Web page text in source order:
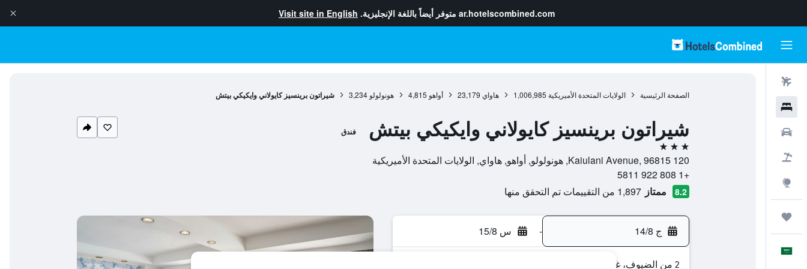
ar.hotelscombined.com متوفر أيضاً باللغة الإنجليزية. Visit site in English
الصفحة الرئيسية الولايات المتحدة الأميريكية 1,006,985 هاواي 23,179 أواهو 4,815 هونولولو 3,234 شيراتون برينسيز كايولاني وايكيكي بيتش
شيراتون برينسيز كايولاني وايكيكي بيتش فندق
3 نجوم
120 Kaiulani Avenue, 96815, هونولولو, أواهو, هاواي, الولايات المتحدة الأميريكية
+1 808 922 5811
8.2 ممتاز 1,897 من التقييمات تم التحقق منها
ج 14/8 - س 15/8
2 من الضيوف، غرفة واحدة